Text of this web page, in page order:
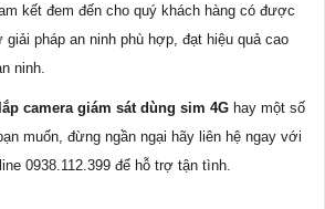
kết đem đến cho quý khách hàng có được
pháp an ninh phù hợp, đạt hiệu quả cao
ninh.
lắp camera giám sát dùng sim 4G hay một số
muốn, đừng ngần ngại hãy liên hệ ngay với
0938.112.399 để hỗ trợ tận tình.